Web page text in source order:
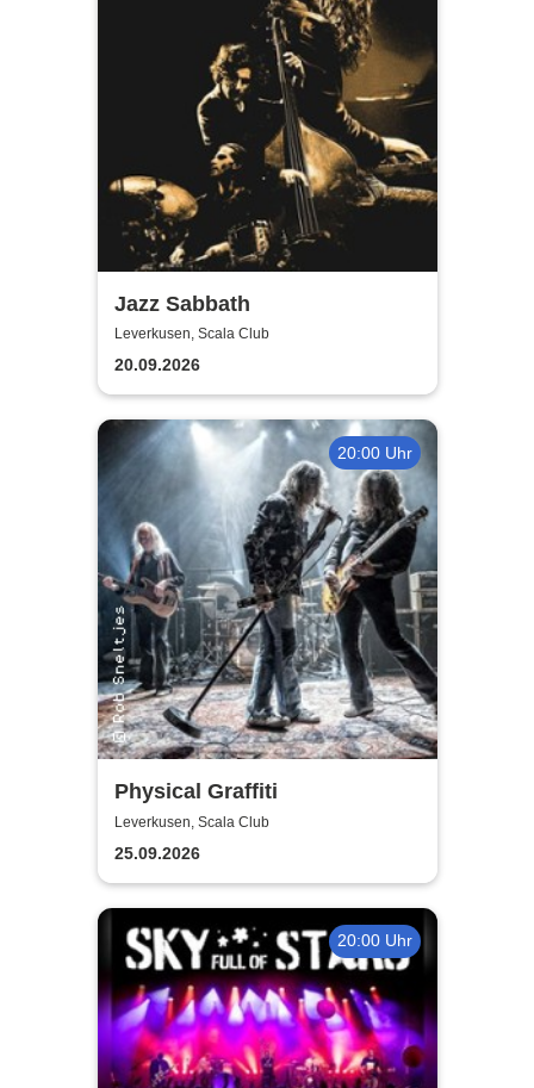
Jazz Sabbath
Leverkusen, Scala Club
20.09.2026
20:00 Uhr
Physical Graffiti
Leverkusen, Scala Club
25.09.2026
20:00 Uhr